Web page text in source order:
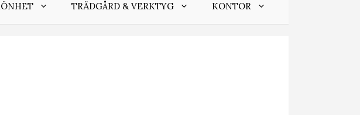
TRÄDGÅRD & VERKTYG KONTOR